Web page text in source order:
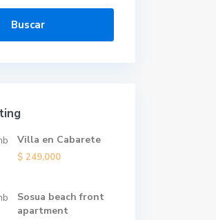
Buscar
Villa en Cabarete
$ 249,000
Sosua beach front
apartment